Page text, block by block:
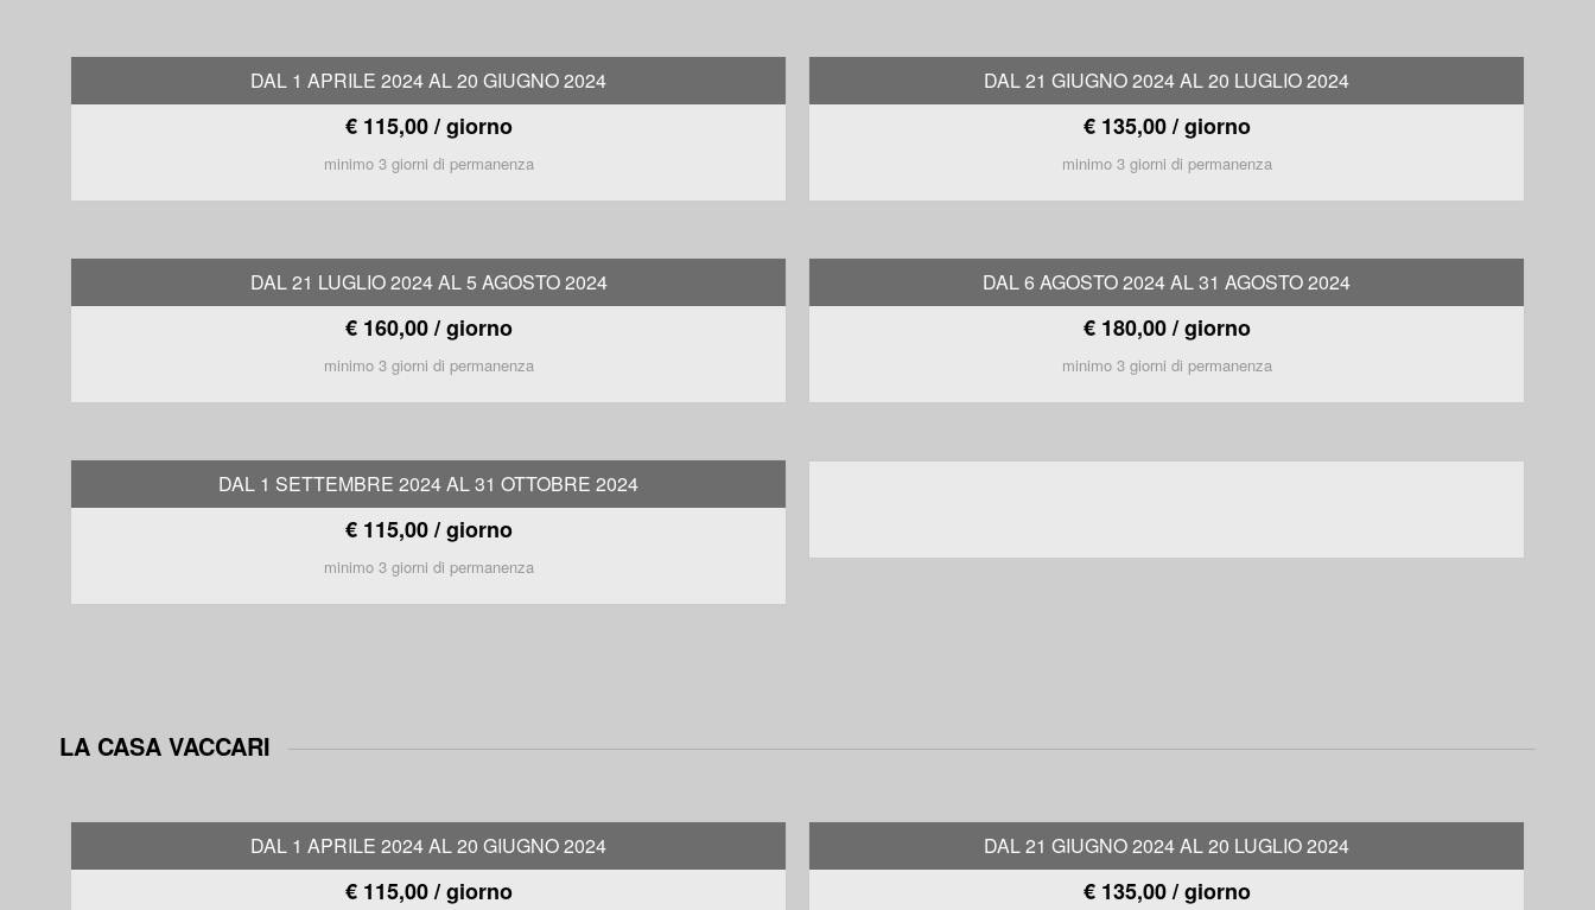
DAL 1 APRILE 2024 AL 20 GIUGNO 2024
€ 115,00 / giorno
minimo 3 giorni di permanenza
DAL 21 GIUGNO 2024 AL 20 LUGLIO 2024
€ 135,00 / giorno
minimo 3 giorni di permanenza
DAL 21 LUGLIO 2024 AL 5 AGOSTO 2024
€ 160,00 / giorno
minimo 3 giorni di permanenza
DAL 6 AGOSTO 2024 AL 31 AGOSTO 2024
€ 180,00 / giorno
minimo 3 giorni di permanenza
DAL 1 SETTEMBRE 2024 AL 31 OTTOBRE 2024
€ 115,00 / giorno
minimo 3 giorni di permanenza
LA CASA VACCARI
DAL 1 APRILE 2024 AL 20 GIUGNO 2024
€ 115,00 / giorno
DAL 21 GIUGNO 2024 AL 20 LUGLIO 2024
€ 135,00 / giorno